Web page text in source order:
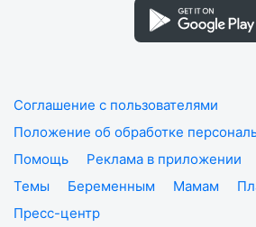
Соглашение с пользователями
Положение об обработке
Помощь
Реклама в приложении
Темы
Беременным Мамам
Пресс-центр